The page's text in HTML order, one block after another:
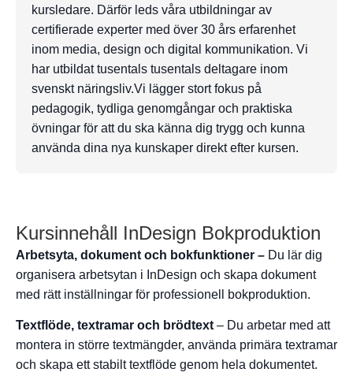
kursledare. Därför leds våra utbildningar av
certifierade experter med över 30 års erfarenhet
inom media, design och digital kommunikation. Vi
har utbildat tusentals tusentals deltagare inom
svenskt näringsliv.Vi lägger stort fokus på
pedagogik, tydliga genomgångar och praktiska
övningar för att du ska känna dig trygg och kunna
använda dina nya kunskaper direkt efter kursen.
Kursinnehåll InDesign Bokproduktion
Arbetsyta, dokument och bokfunktioner – Du lär dig
organisera arbetsytan i InDesign och skapa dokument
med rätt inställningar för professionell bokproduktion.
Textflöde, textramar och brödtext– Du arbetar med att
montera in större textmängder, använda primära textramar
och skapa ett stabilt textflöde genom hela dokumentet.